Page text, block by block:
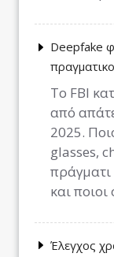
Deepfake
Το FBI
από
2025.
glasses,
πράγματι
και ποιοι
Έλεγχος